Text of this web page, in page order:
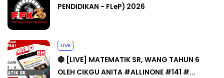
PENDIDIKAN - FLeP) 2026
LIVE
🔴 [LIVE] MATEMATIK SR, WANG TAHUN 6
OLEH CIKGU ANITA #ALLINONE #141 #...